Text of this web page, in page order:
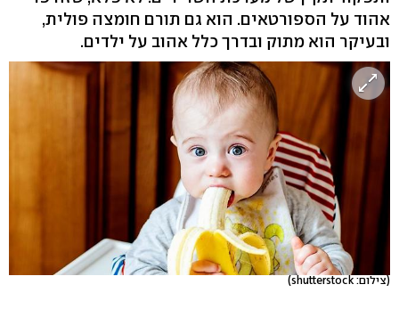
אהוד על הספורטאים. הוא גם תורם חומצה פולית,
ובעיקר הוא מתוק ובדרך כלל אהוב על ילדים.
(צילום: shutterstock)